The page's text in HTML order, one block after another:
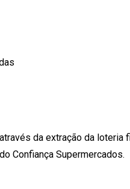
da extração da
Confiança Supermercados.